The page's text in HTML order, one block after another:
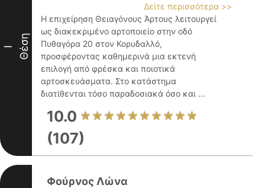
I Θέση
Δείτε περισσότερα >>
Η επιχείρηση Θειαγόνους Άρτους λειτουργεί
ως διακεκριμένο αρτοποιείο στην οδό
Πυθαγόρα 20 στον Κορυδαλλό,
προσφέροντας καθημερινά μια εκτενή
επιλογή από φρέσκα και ποιοτικά
αρτοσκευάσματα. Στο κατάστημα
διατίθενται τόσο παραδοσιακά όσο και ...
10.0
(107)
Φούρνος Λώνα